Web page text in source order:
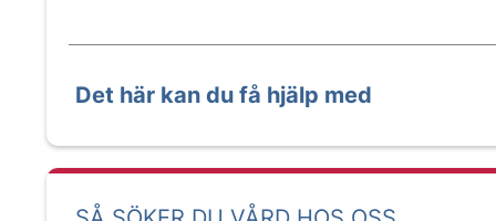
Det här kan du få hjälp med